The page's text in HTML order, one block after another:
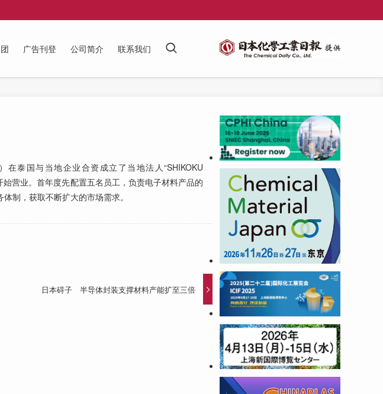
广告刊登 公司简介 联系我们
泰国与当地企业合资成立了当地法人“SHIKOKU
营业。首年度先配置五名员工，负责电子材料产品的
制，获取不断扩大的市场需求。
日本碍子 半导体封装支撑材料产能扩至三倍